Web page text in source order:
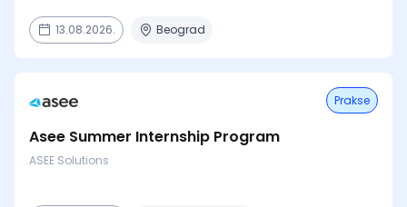
13.08.2026. Beograd
Prakse
Asee Summer Internship Program
ASEE Solutions